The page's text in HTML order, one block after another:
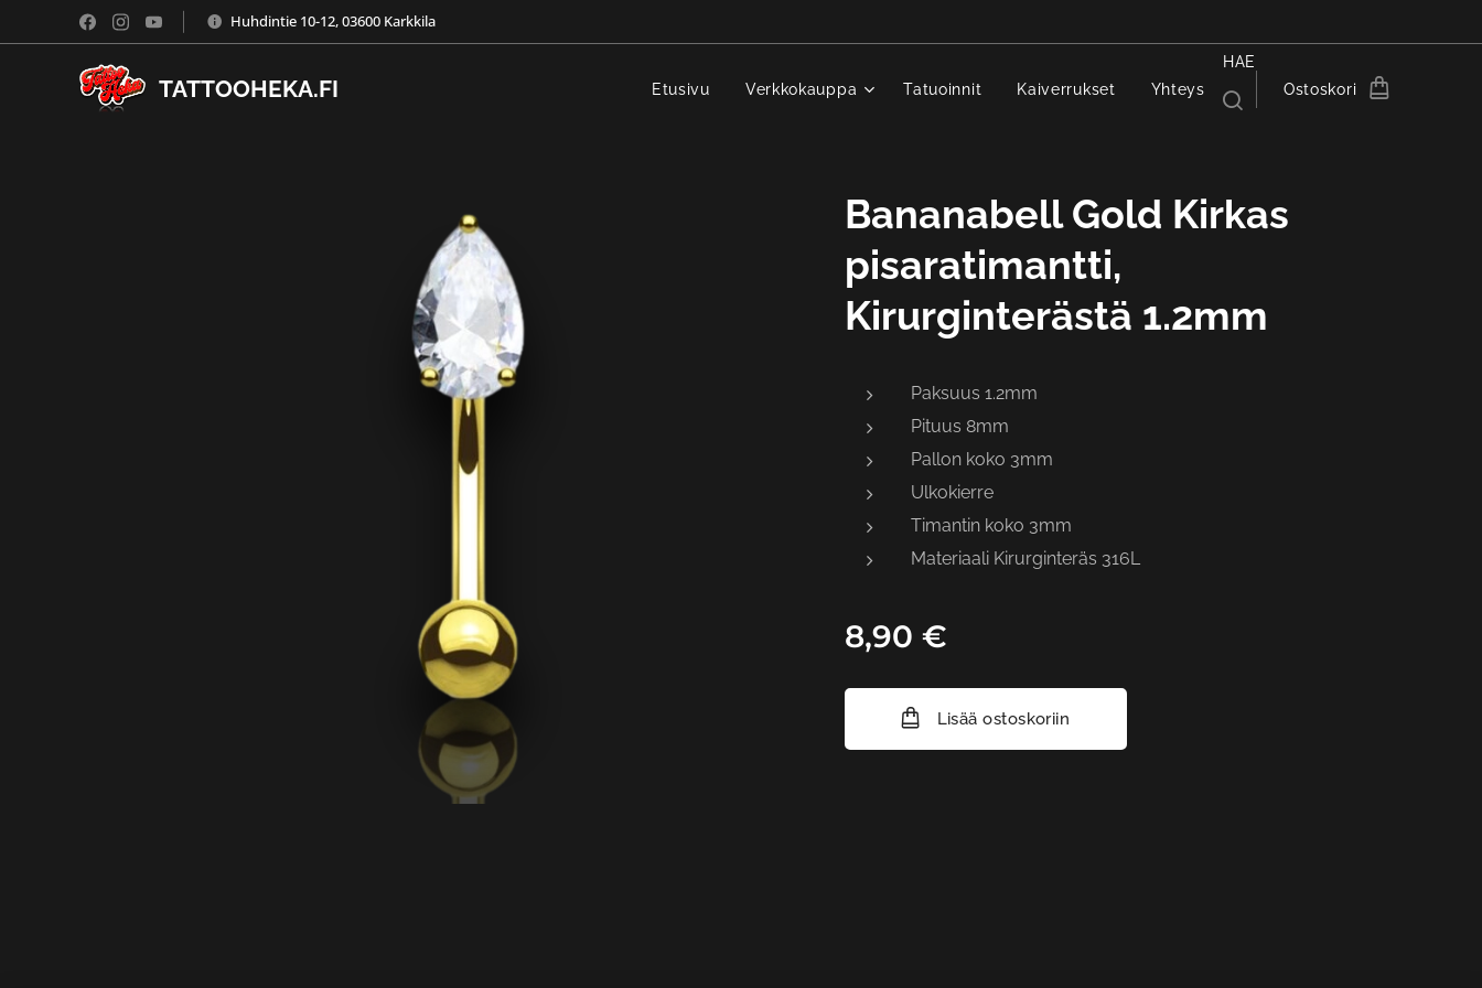
Huhdintie 10-12, 03600 Karkkila
TATTOOHEKA.FI Etusivu Verkkokauppa Tatuoinnit Kaiverrukset Yhteys
HAE
Ostoskori
Bananabell Gold Kirkas
pisaratimantti,
Kirurginterästä 1.2mm
Paksuus 1.2mm
Pituus 8mm
Pallon koko 3mm
Ulkokierre
Timantin koko 3mm
Materiaali Kirurginteräs 316L
8,90 €
Lisää ostoskoriin